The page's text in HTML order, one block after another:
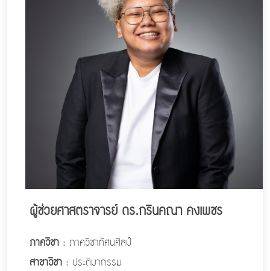
ผู้ช่วยศาสตราจารย์ ดร.กรินคณา คงเพชร
ภาควิชา : ภาควิชาทัศนศิลป์
สาขาวิชา : ประติมากรรม